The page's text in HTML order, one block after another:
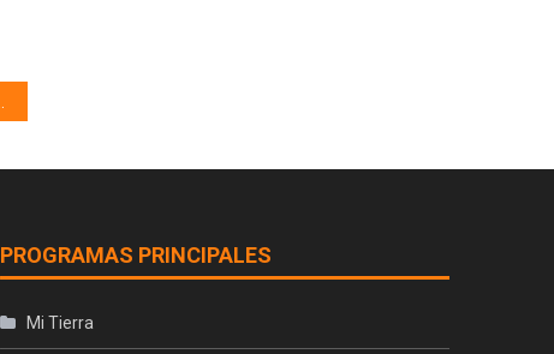
PROGRAMAS PRINCIPALES
Mi Tierra